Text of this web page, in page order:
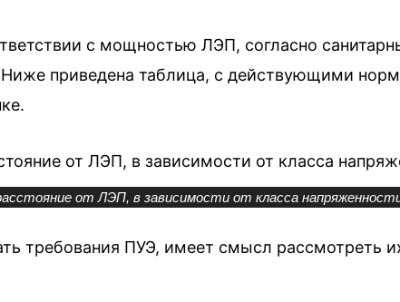
с мощностью ЛЭП, согласно
приведена таблица, с действующими
от ЛЭП, в зависимости от класса
требования ПУЭ, имеет смысл рассмотреть